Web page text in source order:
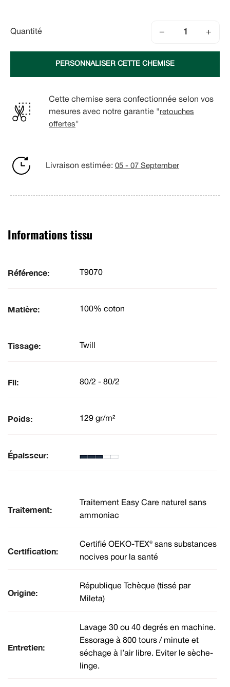
Quantité − +
PERSONNALISER CETTE CHEMISE
Cette chemise sera confectionnée selon vos
mesures avec notre garantie " retouches
offertes"
Livraison estimée: 05 - 07 September
Informations tissu
Référence: T9070
Matière: 100% coton
Tissage: Twill
Fil: 80/2 - 80/2
Poids: 129 gr/m²
Épaisseur:
Traitement:
Traitement Easy Care naturel sans
ammoniac
Certification:
Certifié OEKO-TEX® sans substances
nocives pour la santé
Origine:
République Tchèque (tissé par
Mileta)
Entretien:
Lavage 30 ou 40 degrés en machine.
Essorage à 800 tours / minute et
séchage à l’air libre. Eviter le sèche-
linge.